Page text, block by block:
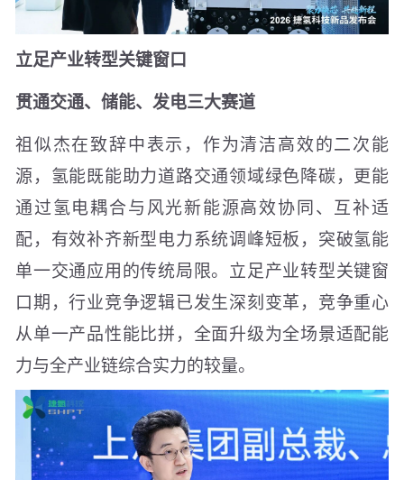
立足产业转型关键窗口
贯通交通、储能、发电三大赛道
祖似杰在致辞中表示，作为清洁高效的二次能
源，氢能既能助力道路交通领域绿色降碳，更能
通过氢电耦合与风光新能源高效协同、互补适
配，有效补齐新型电力系统调峰短板，突破氢能
单一交通应用的传统局限。立足产业转型关键窗
口期，行业竞争逻辑已发生深刻变革，竞争重心
从单一产品性能比拼，全面升级为全场景适配能
力与全产业链综合实力的较量。